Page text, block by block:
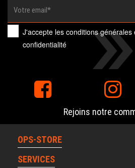
J'accepte lesconditions générales
confidentialité
Rejoins notre
OPS-STORE
SERVICES